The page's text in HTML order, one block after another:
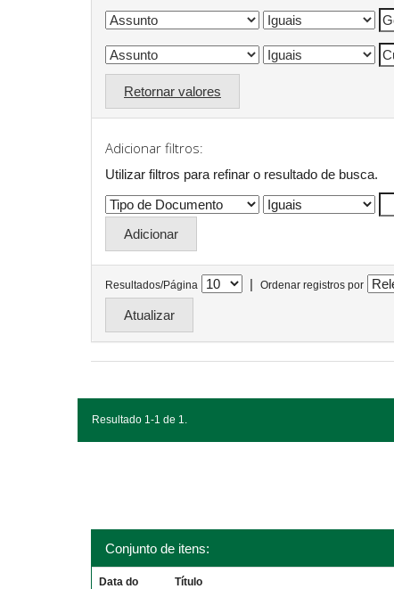
Retornar valores
Adicionar filtros:
Utilizar filtros para refinar o resultado de busca.
Resultados/Página | Ordenar registros por
Resultado 1-1 de 1.
Conjunto de itens:
Data do Título